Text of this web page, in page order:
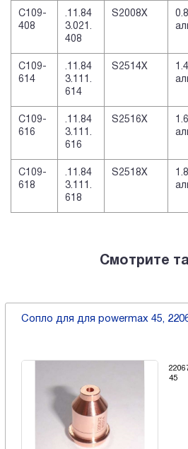
C109-
408
.11.84
3.021.
408
S2008X
C109-
614
.11.84
3.111.
614
S2514X
C109-
616
.11.84
3.111.
616
S2516X
C109-
618
.11.84
3.111.
618
S2518X
Смотрите
Сопло для для powermax 45,
45